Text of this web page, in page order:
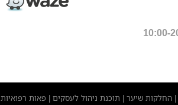
החלקות שיער תוכנת ניהול לעסקים פאות רפואיות